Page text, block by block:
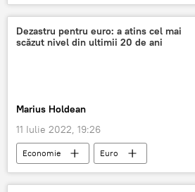
Ministerul Apărării Naționale
Dezastru pentru euro: a atins cel mai
scăzut nivel din ultimii 20 de ani
Marius Holdean
11 Iulie 2022, 19:26
Economie Euro